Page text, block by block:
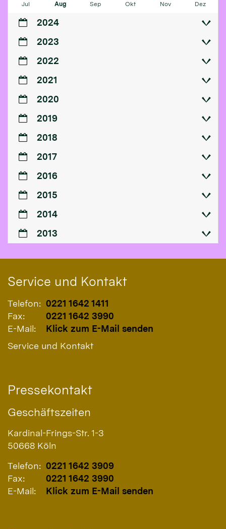
Jul Aug Sep Okt Nov Dez
2024
2023
2022
2021
2020
2019
2018
2017
2016
2015
2014
2013
Service und Kontakt
Telefon: 0221 1642 1411
Fax:
0221 1642 3990
E-Mail:
Klick zum E-Mail senden
Service und Kontakt
Pressekontakt
Geschäftszeiten
Kardinal-Frings-Str. 1-3
50668 Köln
Telefon: 0221 1642 3909
Fax:
0221 1642 3990
E-Mail:
Klick zum E-Mail senden